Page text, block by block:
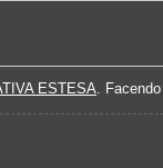
ESTESA.